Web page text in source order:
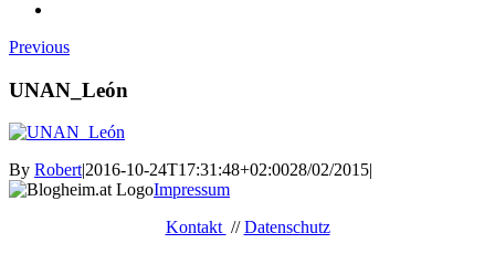
Previous
UNAN_León
By Robert|2016-10-24T17:31:48+02:0028/02/2015|
Impressum
Kontakt //Datenschutz